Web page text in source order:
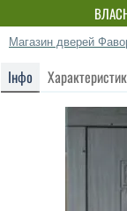
Магазин дверей
Інфо